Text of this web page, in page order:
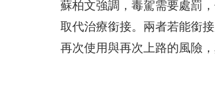
蘇柏文強調，毒駕需要處罰
取代治療銜接。兩者若能銜
再次使用與再次上路的風險